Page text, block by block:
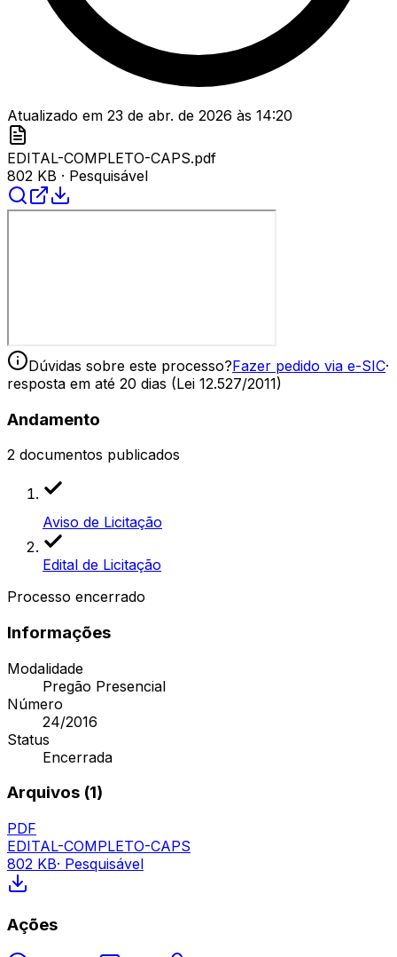
Atualizado em 23 de abr. de 2026 às 14:20
EDITAL-COMPLETO-CAPS.pdf
802 KB · Pesquisável
Dúvidas sobre este processo?Fazer pedido via e-SIC·
resposta em até 20 dias (Lei 12.527/2011)
Andamento
2 documentos publicados
Aviso de Licitação
Edital de Licitação
Processo encerrado
Informações
Modalidade
Pregão Presencial
Número
24/2016
Status
Encerrada
Arquivos (1)
PDF
EDITAL-COMPLETO-CAPS
802 KB· Pesquisável
Ações